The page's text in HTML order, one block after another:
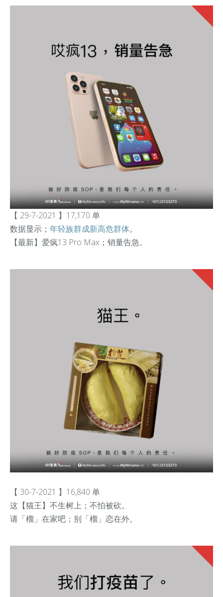
【 29-7-2021 】17,170 单
数据显示； 年轻族群成新高危群体。
【最新】爱疯13 Pro Max；销量告急。
【 30-7-2021 】16,840 单
这【猫王】不生树上；不怕被砍。
请「榴」在家吧；别「榴」恋在外。